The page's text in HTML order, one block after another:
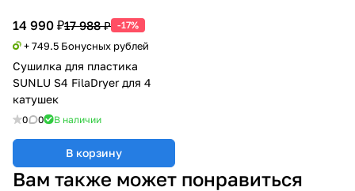
14 990 ₽17 988 ₽ -17%
+ 749.5 Бонусных рублей
Сушилка для пластика
SUNLU S4 FilaDryer для 4
катушек
0 0 В наличии
В корзину
Вам также может понравиться